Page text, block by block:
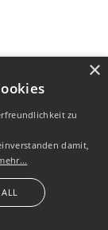
zu
damit,
ALL
×